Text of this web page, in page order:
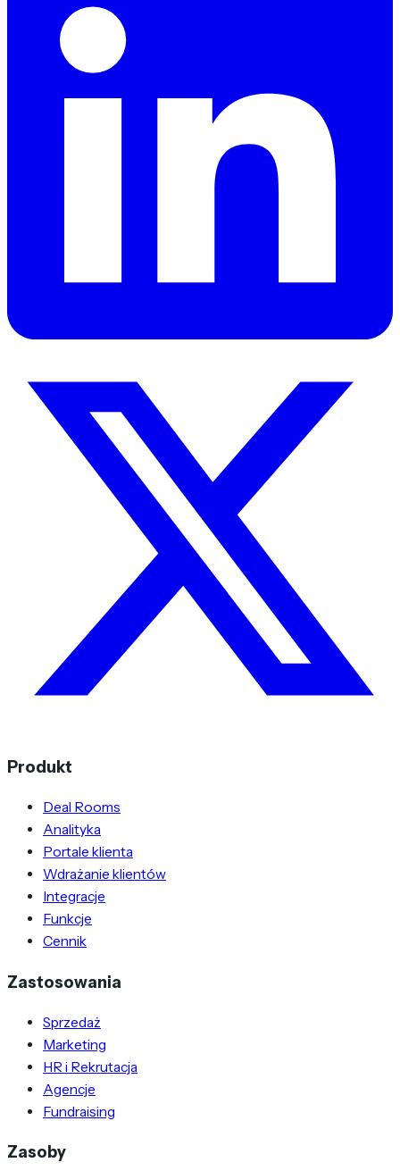
Produkt
Deal Rooms
Analityka
Portale klienta
Wdrażanie klientów
Integracje
Funkcje
Cennik
Zastosowania
Sprzedaż
Marketing
HR i Rekrutacja
Agencje
Fundraising
Zasoby